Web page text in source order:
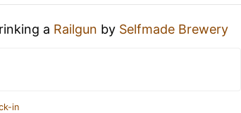
a Railgun by Selfmade Brewery
in